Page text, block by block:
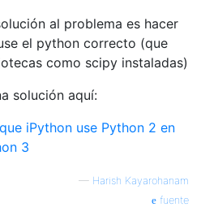
al problema es hacer
el python correcto (que
como scipy instaladas)
solución aquí:
iPython use Python 2 en
3
— Harish Kayarohanam
fuente